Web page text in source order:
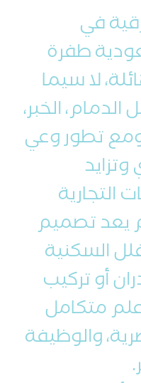
في
طفرة
لا سيما
الخبر،
تطور وعي
التجارية
يعد تصميم
السكنية
أو تركيب
متكامل
والوظيفة